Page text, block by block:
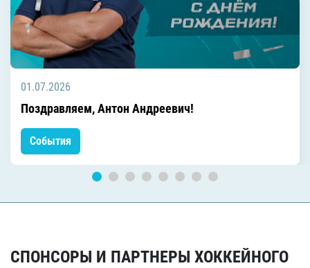
01.07.2026
Поздравляем, Антон Андреевич!
События
СПОНСОРЫ И ПАРТНЕРЫ ХОККЕЙНОГО